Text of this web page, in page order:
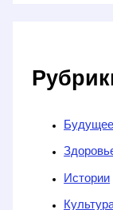
Будущее
Истории